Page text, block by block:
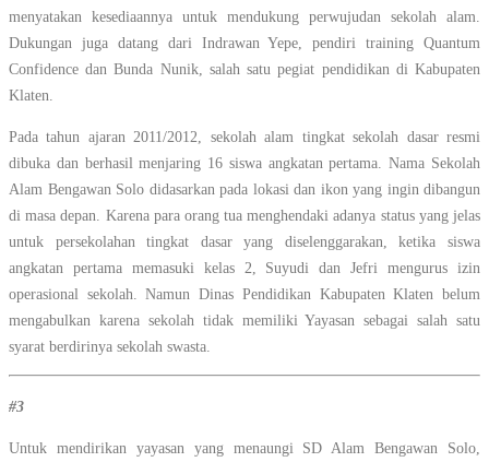
menyatakan kesediaannya untuk mendukung perwujudan sekolah alam.
Dukungan juga datang dari Indrawan Yepe, pendiri training Quantum
Confidence dan Bunda Nunik, salah satu pegiat pendidikan di Kabupaten
Klaten.
Pada tahun ajaran 2011/2012, sekolah alam tingkat sekolah dasar resmi
dibuka dan berhasil menjaring 16 siswa angkatan pertama. Nama Sekolah
Alam Bengawan Solo didasarkan pada lokasi dan ikon yang ingin dibangun
di masa depan. Karena para orang tua menghendaki adanya status yang jelas
untuk persekolahan tingkat dasar yang diselenggarakan, ketika siswa
angkatan pertama memasuki kelas 2, Suyudi dan Jefri mengurus izin
operasional sekolah. Namun Dinas Pendidikan Kabupaten Klaten belum
mengabulkan karena sekolah tidak memiliki Yayasan sebagai salah satu
syarat berdirinya sekolah swasta.
#3
Untuk mendirikan yayasan yang menaungi SD Alam Bengawan Solo,